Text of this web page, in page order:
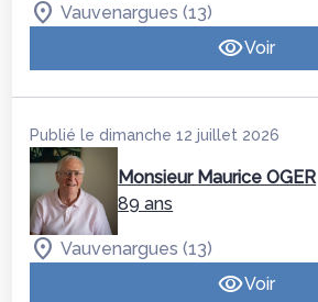
Vauvenargues (13)
Voir
Publié le dimanche 12 juillet 2026
Monsieur Maurice OGER
89 ans
Vauvenargues (13)
Voir